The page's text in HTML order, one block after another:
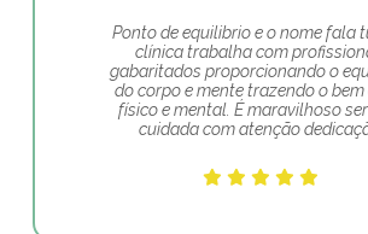
Ponto de equilibrio e o nome fala
clínica trabalha com
gabaritados proporcionando o
do corpo e mente trazendo o
físico e mental. É maravilhoso
cuidada com atenção